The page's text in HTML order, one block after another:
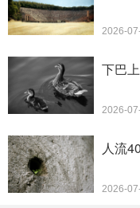
2026-
下巴
2026-
人流
2026-